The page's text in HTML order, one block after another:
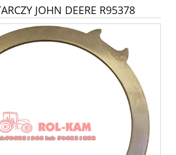
JOHN DEERE R95378